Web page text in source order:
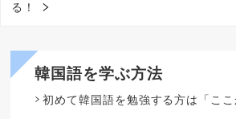
る！
韓国語を学ぶ方法
初めて韓国語を勉強する方は「ここ